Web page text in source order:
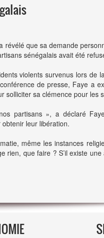
révélé que sa demande
sénégalais avait été
violents survenus lors de
de presse, Faye a
solliciter sa clémence pour les
partisans », a déclaré
leur libération.
même les instances
rien, que faire ? S’il existe une